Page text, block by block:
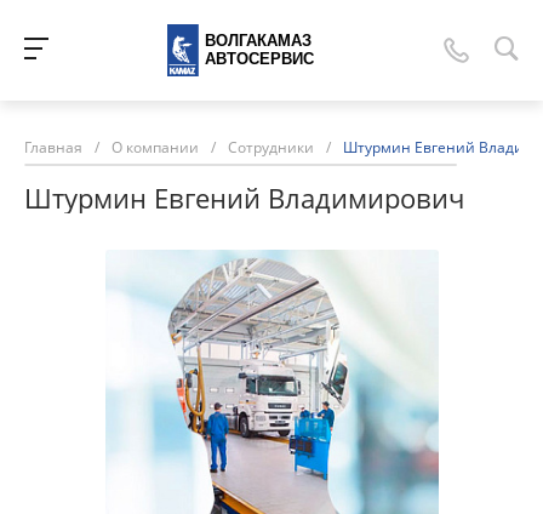
ВОЛГАКАМАЗ
АВТОСЕРВИС
Главная / О компании / Сотрудники / Штурмин Евгений
Штурмин Евгений Владимирович